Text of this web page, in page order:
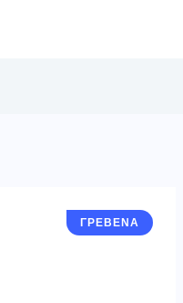
ΓΡΕΒΕΝΑ